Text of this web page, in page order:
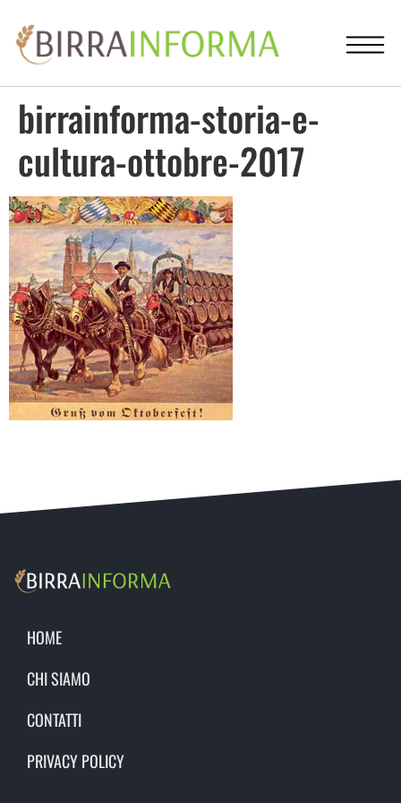
birrainforma-storia-e-
cultura-ottobre-2017
HOME
CHI SIAMO
CONTATTI
PRIVACY POLICY